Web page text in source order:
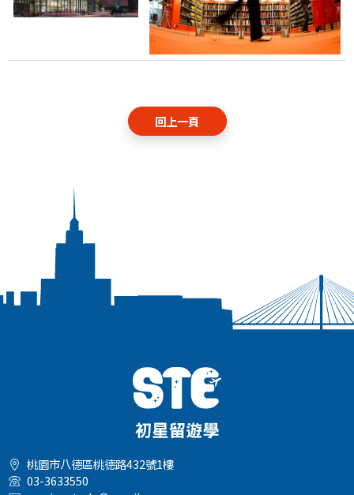
回上一頁
桃園市八德區桃德路432號1樓
03-3633550